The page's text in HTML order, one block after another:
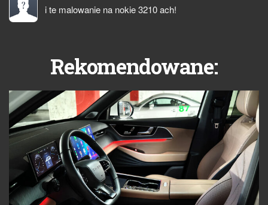
i te malowanie na nokie 3210 ach!
Rekomendowane: